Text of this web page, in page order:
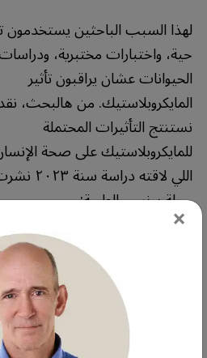
لهذا السبب الباحثين
حية، واختبارات مختبرية،
الحيوانات عشان يراقبون تأثير
المايكروبلاستيك. من هالبحث،
نستنتج التأثيرات المحتملة
للمايكروبلاستيك على صحة
اللي لاقته
مجلة يونسي الطبية:
الجهاز الهضمي —
المايكروبلاستيك يسبب تهيج
مادي للأمعاء، ويسبب التهاب
وأعراض هضمية. وهذا يسبب
خلل في بكتيريا الأمعاء،
×